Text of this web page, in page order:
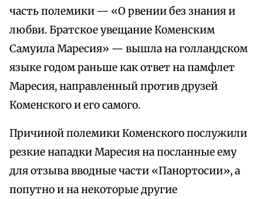
часть полемики — «О рвении без знания и
любви. Братское увещание Коменским
Самуила Маресия» — вышла на голландском
языке годом раньше как ответ на памфлет
Маресия, направленный против друзей
Коменского и его самого.
Причиной полемики Коменского послужили
резкие нападки Маресия на посланные ему
для отзыва вводные части «Панортосии», а
попутно и на некоторые другие